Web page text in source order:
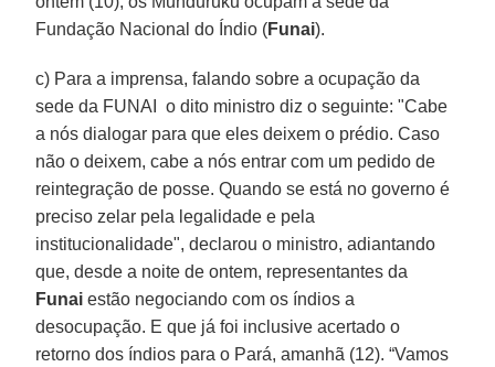
Fundação Nacional do Índio (Funai).
c) Para a imprensa, falando sobre a ocupação da
sede da FUNAI o dito ministro diz o seguinte: "Cabe
a nós dialogar para que eles deixem o prédio. Caso
não o deixem, cabe a nós entrar com um pedido de
reintegração de posse. Quando se está no governo é
preciso zelar pela legalidade e pela
institucionalidade", declarou o ministro, adiantando
que, desde a noite de ontem, representantes da
Funai estão negociando com os índios a
desocupação. E que já foi inclusive acertado o
retorno dos índios para o Pará, amanhã (12). “Vamos